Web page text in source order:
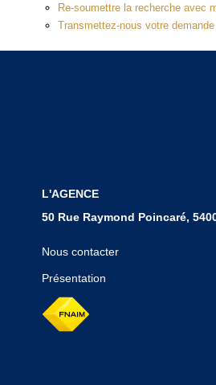
Re-soumettre la recherche avec
Transmettez-nous votre demande
L'AGENCE
50 Rue Raymond Poincaré,
Nous contacter
Présentation